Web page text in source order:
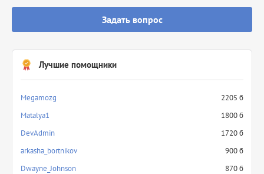
Задать вопрос
Лучшие помощники
Megamozg
2205 б
Matalya1
1800 б
DevAdmin
1720 б
arkasha_bortnikov
900 б
Dwayne_Johnson
870 б